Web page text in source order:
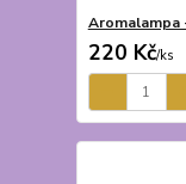
Aromalampa
220 Kč/ks